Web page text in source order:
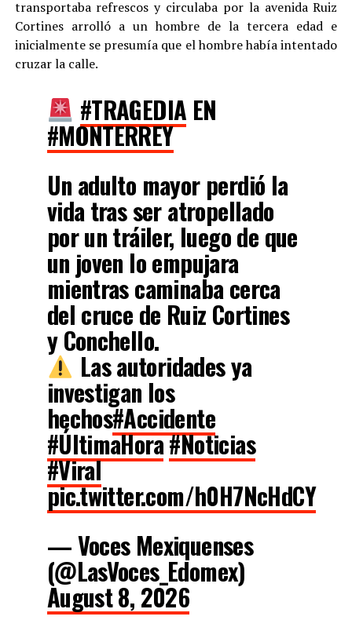
transportaba refrescos y circulaba por la avenida Ruiz
Cortines arrolló a un hombre de la tercera edad e
inicialmente se presumía que el hombre había intentado
cruzar la calle.
#TRAGEDIA EN
#MONTERREY
Un adulto mayor perdió la
vida tras ser atropellado
por un tráiler, luego de que
un joven lo empujara
mientras caminaba cerca
del cruce de Ruiz Cortines
y Conchello.
Las autoridades ya
investigan los
hechos#Accidente
#ÚltimaHora#Noticias
#Viral
pic.twitter.com/h0H7NcHdCY
— Voces Mexiquenses
(@LasVoces_Edomex)
August 8, 2026